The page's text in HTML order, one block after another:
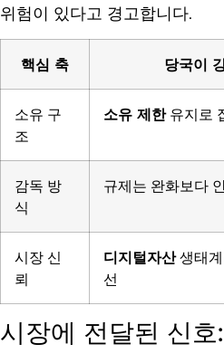
위험이 있다고 경고합니다.
핵심 축 당국이
소유 구
조
소유 제한유지로
감독 방
식
규제는 완화보다
시장 신
뢰
디지털자산생태계
선
시장에 전달된 신호